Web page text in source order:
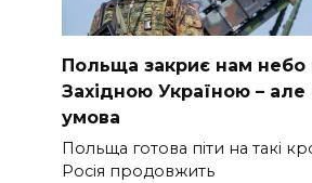
Польща закриє нам небо
Західною Україною – але
умова
Польща готова піти на такі
Росія продовжить